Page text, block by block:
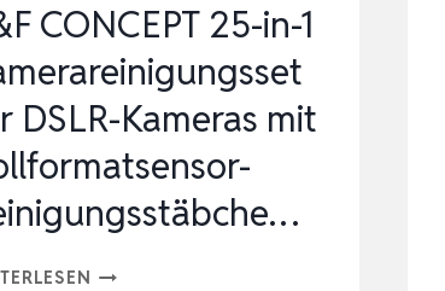
CONCEPT 25-in-1
DSLR-Kameras mit
K&F